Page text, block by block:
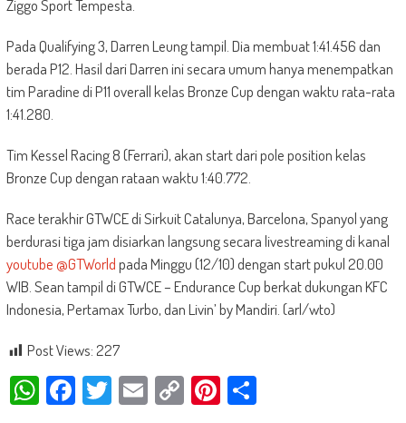
Ziggo Sport Tempesta.
Pada Qualifying 3, Darren Leung tampil. Dia membuat 1:41.456 dan
berada P12. Hasil dari Darren ini secara umum hanya menempatkan
tim Paradine di P11 overall kelas Bronze Cup dengan waktu rata-rata
1:41.280.
Tim Kessel Racing 8 (Ferrari), akan start dari pole position kelas
Bronze Cup dengan rataan waktu 1:40.772.
Race terakhir GTWCE di Sirkuit Catalunya, Barcelona, Spanyol yang
berdurasi tiga jam disiarkan langsung secara livestreaming di kanal
youtube @GTWorldpada Minggu (12/10) dengan start pukul 20.00
WIB. Sean tampil di GTWCE – Endurance Cup berkat dukungan KFC
Indonesia, Pertamax Turbo, dan Livin’ by Mandiri. (arl/wto)
Post Views:227
WhatsApp
Facebook
Twitter
EmailCopyPinterest
Share